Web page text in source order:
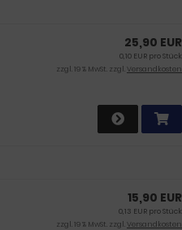
25,90 EUR
0,10 EUR pro Stück
zzgl. 19 % MwSt. zzgl.Versandkosten
15,90 EUR
0,13 EUR pro Stück
zzgl. 19 % MwSt. zzgl.Versandkosten